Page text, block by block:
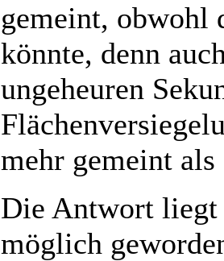
gemeint, obwohl
könnte, denn
ungeheuren
mehr gemeint
Die Antwort
möglich